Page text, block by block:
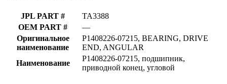
JPL PART #
TA3388
OEM PART #
—
Оригинальное
наименование
P1408226-07215, BEARING, DRIVE
END, ANGULAR
Наименование
P1408226-07215, подшипник,
приводной конец, угловой